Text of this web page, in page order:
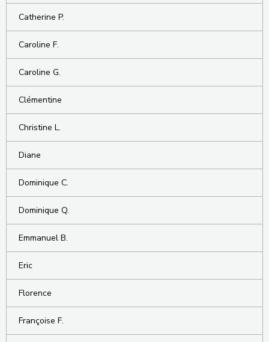
Catherine P.
Caroline F.
Caroline G.
Clémentine
Christine L.
Diane
Dominique C.
Dominique Q.
Emmanuel B.
Eric
Florence
Françoise F.